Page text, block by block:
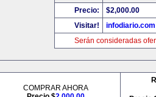
Precio:
$2,000.00
Visitar!
infodiario.com
Serán consideradas
COMPRAR AHORA